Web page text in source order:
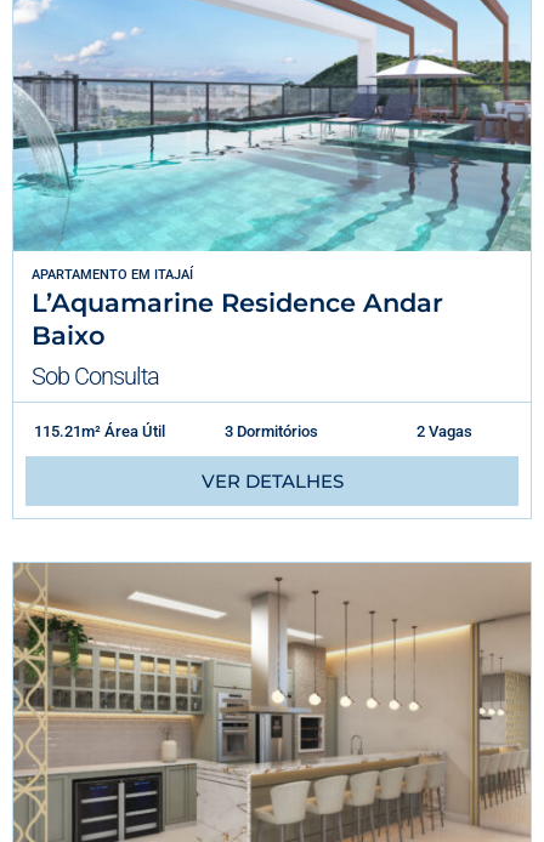
APARTAMENTO EM ITAJAÍ
L’Aquamarine Residence Andar
Baixo
Sob Consulta
115.21m² Área Útil 3 Dormitórios 2 Vagas
VER DETALHES